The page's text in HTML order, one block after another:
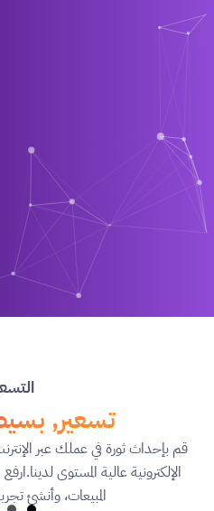
تسعير,
قم بإحداث ثورة في عملك عبر
الإلكترونية عالية المستوى لدينا.
المبيعات، وأنشئ